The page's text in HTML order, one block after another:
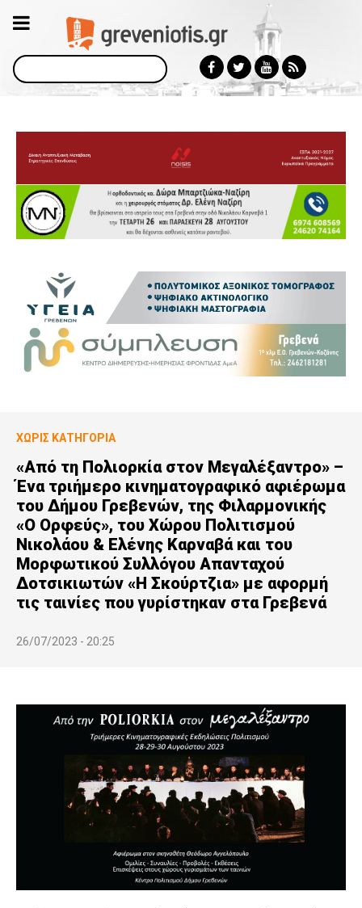
Αναζήτηση
ΧΩΡΊΣ ΚΑΤΗΓΟΡΊΑ
«Από τη Πολιορκία στον Μεγαλέξαντρο» –
Ένα τριήμερο κινηματογραφικό αφιέρωμα
του Δήμου Γρεβενών, της Φιλαρμονικής
«Ο Ορφεύς», του Χώρου Πολιτισμού
Νικολάου & Ελένης Καρναβά και του
Μορφωτικού Συλλόγου Απανταχού
Δοτσικιωτών «Η Σκούρτζια» με αφορμή
τις ταινίες που γυρίστηκαν στα Γρεβενά
26/07/2023 - 20:25